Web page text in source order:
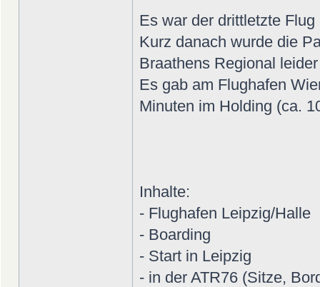
Es war der drittletzte
Kurz danach wurde die
Braathens Regional
Es gab am Flughafen
Minuten im Holding (ca.
Inhalte:
- Flughafen Leipzig/Halle
- Boarding
- Start in Leipzig
- in der ATR76 (Sitze,